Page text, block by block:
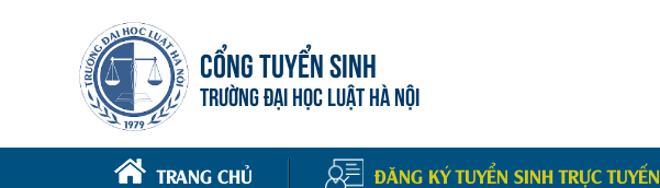
CỔNG TUYỂN SINH
TRƯỜNG ĐẠI HỌC LUẬT HÀ NỘI
TRANG CHỦ ĐĂNG KÝ TUYỂN SINH TRỰC TUYẾN